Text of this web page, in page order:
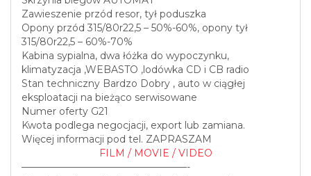
Zawieszenie przód resor, tył poduszka
Opony przód 315/80r22,5 – 50%-60%, opony tył
315/80r22,5 – 60%-70%
Kabina sypialna, dwa łóżka do wypoczynku,
klimatyzacja ,WEBASTO ,lodówka CD i CB radio
Stan techniczny Bardzo Dobry , auto w ciągłej
eksploatacji na bieżąco serwisowane
Numer oferty G21
Kwota podlega negocjacji, export lub zamiana.
Więcej informacji pod tel. ZAPRASZAM
FILM / MOVIE / VIDEO
—————————————————-